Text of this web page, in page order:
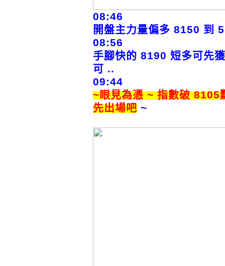
08:46
開盤主力量偏多 8150 到
08:56
手腳快的 8190 短多可先
可 ..
09:44
~眼見為憑 ~ 指數破 8105
先出場吧 ~